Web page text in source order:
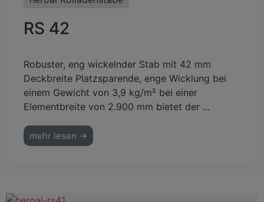
RS 42
Robuster, eng wickelnder Stab mit 42 mm
Deckbreite Platzsparende, enge Wicklung bei
einem Gewicht von 3,9 kg/m² bei einer
Elementbreite von 2.900 mm bietet der ...
mehr lesen →